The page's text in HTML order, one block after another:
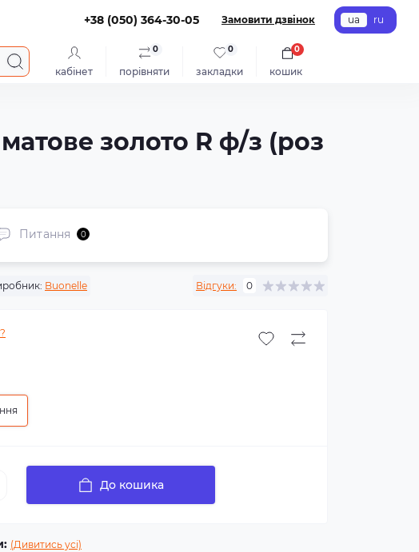
+38 (050) 364-30-05 Замовити дзвінок ua ru
кабінет порівняти
0
закладки
0
кошик
0
золото R ф/з (роз
Питання 0
Buonelle Відгуки: 0
До кошика
(Дивитись усі)